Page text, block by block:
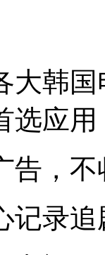
大韩
选应用
告，
记录